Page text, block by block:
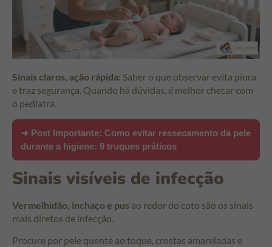
Sinais claros, ação rápida: Saber o que observar evita piora
e traz segurança. Quando há dúvidas, é melhor checar com
o pediatra.
➜ Post Importante: Como evitar ressecamento da pele
durante a higiene: 9 truques práticos
Sinais visíveis de infecção
Vermelhidão, inchaço e pus ao redor do coto são os sinais
mais diretos de infecção.
Procure por pele quente ao toque, crostas amareladas e